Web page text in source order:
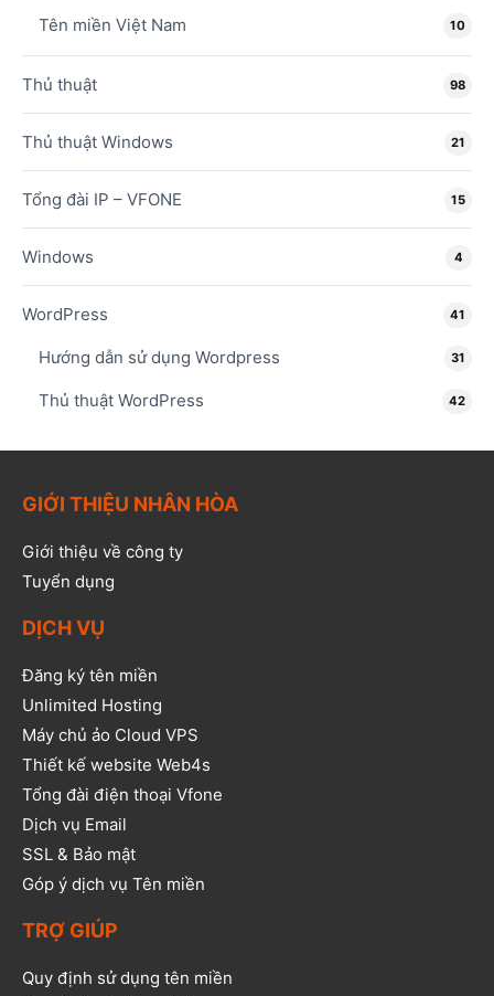
Tên miền Việt Nam 10
Thủ thuật 98
Thủ thuật Windows 21
Tổng đài IP – VFONE 15
Windows 4
WordPress 41
Hướng dẫn sử dụng Wordpress 31
Thủ thuật WordPress 42
GIỚI THIỆU NHÂN HÒA
Giới thiệu về công ty
Tuyển dụng
DỊCH VỤ
Đăng ký tên miền
Unlimited Hosting
Máy chủ ảo Cloud VPS
Thiết kế website Web4s
Tổng đài điện thoại Vfone
Dịch vụ Email
SSL & Bảo mật
Góp ý dịch vụ Tên miền
TRỢ GIÚP
Quy định sử dụng tên miền